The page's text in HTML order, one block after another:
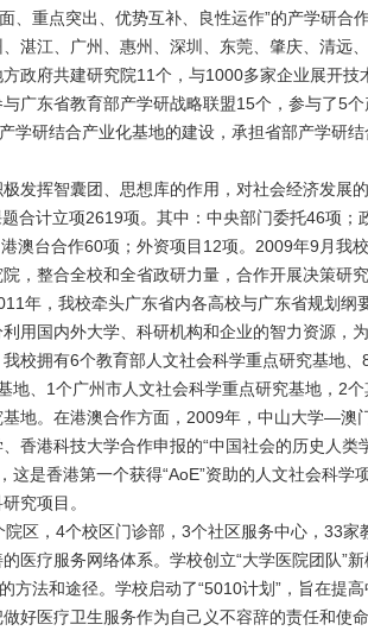
、重点突出、优势互补、良性运作”的产学研合
湛江、广州、惠州、深圳、东莞、肇庆、清远
政府共建研究院11个，与1000多家企业展开技
广东省教育部产学研战略联盟15个，参与了5个
学研结合产业化基地的建设，承担省部产学研
发挥智囊团、思想库的作用，对社会经济发展
合计立项2619项。其中：中央部门委托46项；
澳台合作60项；外资项目12项。2009年9月我
，整合全校和全省政研力量，合作开展决策研
年，我校牵头广东省内各高校与广东省规划纲
用国内外大学、科研机构和企业的智力资源，
校拥有6个教育部人文社会科学重点研究基地
地、1个广州市人文社会科学重点研究基地，2
地。在港澳合作方面，2009年，中山大学—澳
香港科技大学合作申报的“中国社会的历史人类
这是香港第一个获得“AoE”资助的人文社会科学
究项目。
区，4个校区门诊部，3个社区服务中心，33家
医疗服务网络体系。学校创立“大学医院团队”
方法和途径。学校启动了“5010计划”，旨在提
好医疗卫生服务作为自己义不容辞的责任和使